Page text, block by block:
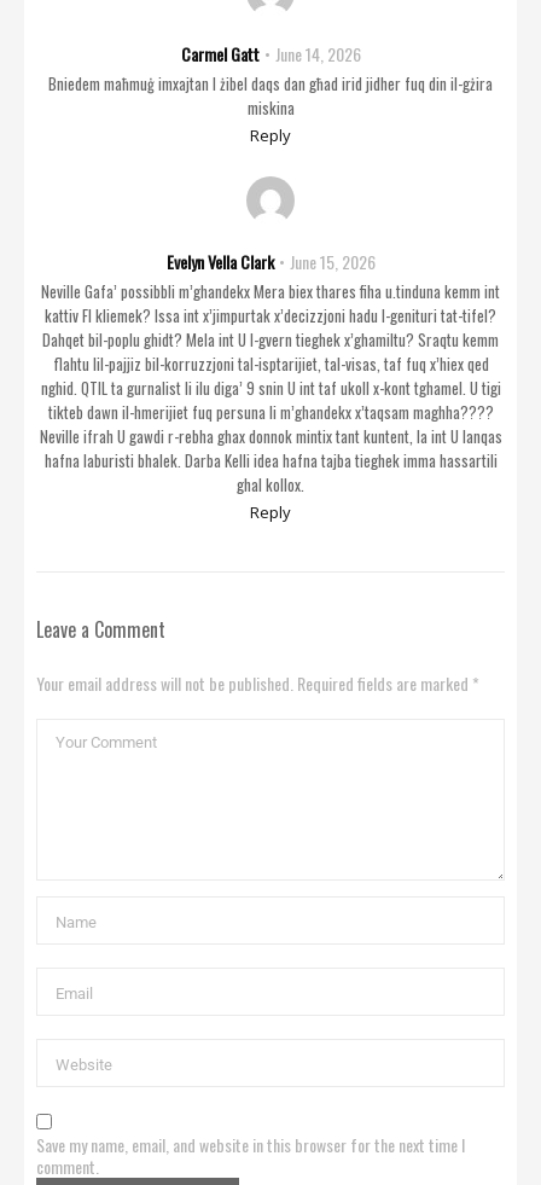
Carmel Gatt June 14, 2026
Bniedem maħmuġ imxajtan I żibel daqs dan għad irid jidher fuq din il-gżira
miskina
Reply
Evelyn Vella Clark June 15, 2026
Neville Gafa’ possibbli m’ghandekx Mera biex thares fiha u.tinduna kemm int
kattiv FI kliemek? Issa int x’jimpurtak x’decizzjoni hadu l-genituri tat-tifel?
Dahqet bil-poplu ghidt? Mela int U l-gvern tieghek x’ghamiltu? Sraqtu kemm
flahtu lil-pajjiz bil-korruzzjoni tal-isptarijiet, tal-visas, taf fuq x’hiex qed
nghid. QTIL ta gurnalist li ilu diga’ 9 snin U int taf ukoll x-kont tghamel. U tigi
tikteb dawn il-hmerijiet fuq persuna li m’ghandekx x’taqsam maghha????
Neville ifrah U gawdi r-rebha ghax donnok mintix tant kuntent, la int U lanqas
hafna laburisti bhalek. Darba Kelli idea hafna tajba tieghek imma hassartili
ghal kollox.
Reply
Leave a Comment
Your email address will not be published. Required fields are marked *
Save my name, email, and website in this browser for the next time I
comment.